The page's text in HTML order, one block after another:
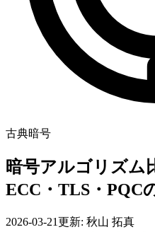
古典暗号
暗号アルゴリズム
ECC・TLS・PQC
2026-03-21更新: 秋山 拓真